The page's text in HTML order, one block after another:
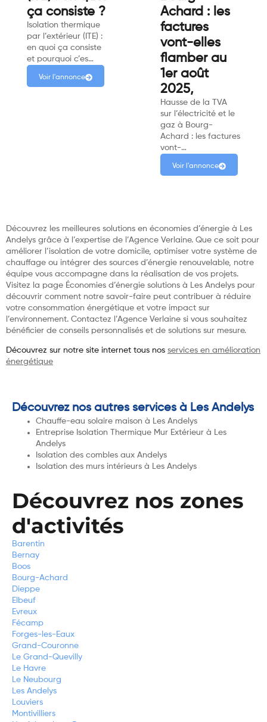
ça consiste ?
Isolation thermique
par l’extérieur (ITE) :
en quoi ça consiste
et pourquoi c’es…
Voir l'annonce
Achard : les
factures
vont-elles
flamber au
1er août
2025,
Hausse de la TVA
sur l’électricité et le
gaz à Bourg-
Achard : les factures
vont-…
Voir l'annonce
Découvrez les meilleures solutions en économies d’énergie à Les
Andelys grâce à l’expertise de l’Agence Verlaine. Que ce soit pour
améliorer l’isolation de votre domicile, optimiser votre système de
chauffage ou intégrer des sources d’énergie renouvelable, notre
équipe vous accompagne dans la réalisation de vos projets.
Visitez la page Économies d’énergie solutions à Les Andelys pour
découvrir comment notre savoir-faire peut contribuer à réduire
votre consommation énergétique et votre impact sur
l’environnement. Contactez l’Agence Verlaine si vous souhaitez
bénéficier de conseils personnalisés et de solutions sur mesure.
Découvrez sur notre site internet tous nos services en amélioration
énergétique
Découvrez nos autres services à Les Andelys
Chauffe-eau solaire maison à Les Andelys
Entreprise Isolation Thermique Mur Extérieur à Les
Andelys
Isolation des combles aux Andelys
Isolation des murs intérieurs à Les Andelys
Découvrez nos zones
d'activités
Barentin
Bernay
Boos
Bourg-Achard
Dieppe
Elbeuf
Evreux
Fécamp
Forges-les-Eaux
Grand-Couronne
Le Grand-Quevilly
Le Havre
Le Neubourg
Les Andelys
Louviers
Montivilliers